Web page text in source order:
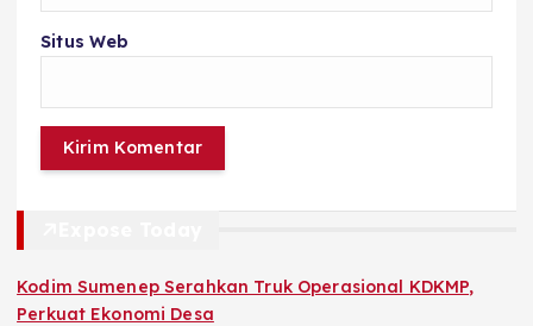
Situs Web
Kodim Sumenep Serahkan Truk Operasional KDKMP,
Perkuat Ekonomi Desa